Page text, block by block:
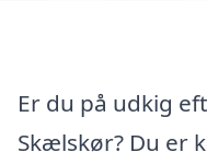
Er du på udkig
Skælskør? Du er